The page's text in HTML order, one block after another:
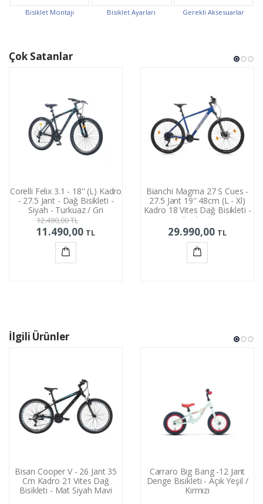
Bisiklet Montajı Bisiklet Ayarları Gerekli Aksesuarlar
Çok Satanlar
Corelli Felix 3.1 - 18'' (L) Kadro
- 27.5 Jant - Dağ Bisikleti -
Siyah - Turkuaz / Gri
12.490,00TL
11.490,00 TL
Bianchi Magma 27 S Cues -
27.5 Jant 19'' 48cm (L - Xl)
Kadro 18 Vites Dağ Bisikleti -
Lacivert
29.990,00 TL
İlgili Ürünler
Bisan Cooper V - 26 Jant 35
Cm Kadro 21 Vites Dağ
Bisikleti - Mat Siyah Mavi
Carraro Big Bang -12 Jant
Denge Bisikleti - Açık Yeşil /
Kırmızı